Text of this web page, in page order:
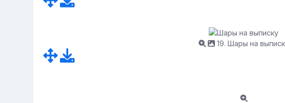
19. Шары на